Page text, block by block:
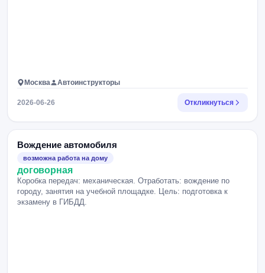
Москва Автоинструкторы
2026-06-26 Откликнуться
Вождение автомобиля
возможна работа на дому
договорная
Коробка передач: механическая. Отработать: вождение по
городу, занятия на учебной площадке. Цель: подготовка к
экзамену в ГИБДД.